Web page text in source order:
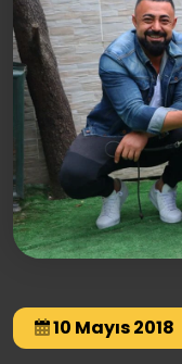
10 Mayıs 2018